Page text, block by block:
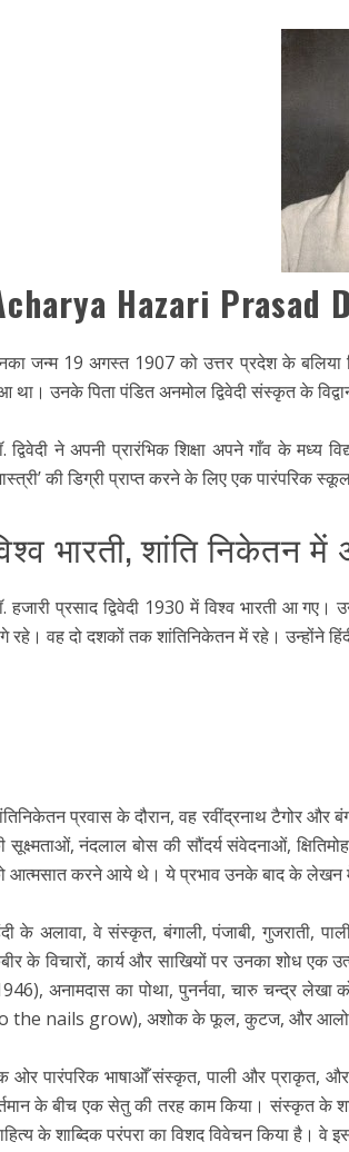
Hazari Prasad
जन्म 19 अगस्त 1907 को उत्तर प्रदेश के बलिया
था। उनके पिता पंडित अनमोल द्विवेदी संस्कृत के
द्विवेदी ने अपनी प्रारंभिक शिक्षा अपने गाँव के मध्य
की डिग्री प्राप्त करने के लिए एक
भारती, शांति निकेतन में
हजारी प्रसाद द्विवेदी 1930 में विश्व भारती आ
रहे। वह दो दशकों तक शांतिनिकेतन में रहे। उन्होंने
प्रवास के दौरान, वह रवींद्रनाथ टैगोर
सूक्ष्मताओं, नंदलाल बोस की सौंदर्य संवेदनाओं,
आत्मसात करने आये थे। ये प्रभाव उनके बाद के लेखन
के अलावा, वे संस्कृत, बंगाली, पंजाबी, गुजराती,
के विचारों, कार्य और साखियों पर उनका शोध एक
अनामदास का पोथा, पुनर्नवा, चारु चन्द्र
the nails grow), अशोक के फूल, कुटज, और आलोक
ओर पारंपरिक भाषाओँ संस्कृत, पाली और प्राकृत,
के बीच एक सेतु की तरह काम किया। संस्कृत के
के शाब्दिक परंपरा का विशद विवेचन किया है।